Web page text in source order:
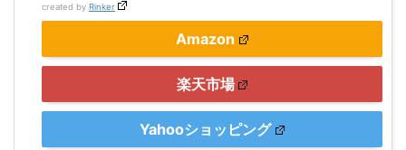
created by Rinker
Amazon
楽天市場
Yahooショッピング